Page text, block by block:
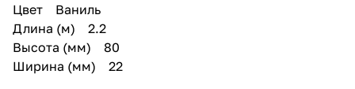
Цвет Ваниль
Длина (м) 2.2
Высота (мм) 80
Ширина (мм) 22